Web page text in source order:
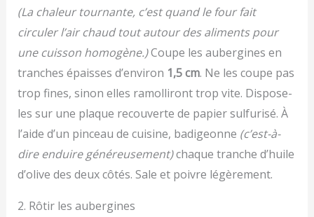
(La chaleur tournante, c’est quand le four fait
circuler l’air chaud tout autour des aliments pour
une cuisson homogène.)Coupe les aubergines en
tranches épaisses d’environ 1,5 cm. Ne les coupe pas
trop fines, sinon elles ramolliront trop vite. Dispose-
les sur une plaque recouverte de papier sulfurisé. À
l’aide d’un pinceau de cuisine, badigeonne (c’est-à-
dire enduire généreusement)chaque tranche d’huile
d’olive des deux côtés. Sale et poivre légèrement.
2. Rôtir les aubergines